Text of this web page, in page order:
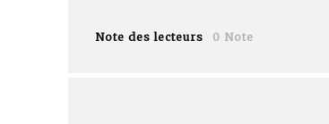
Note des lecteurs 0 Note